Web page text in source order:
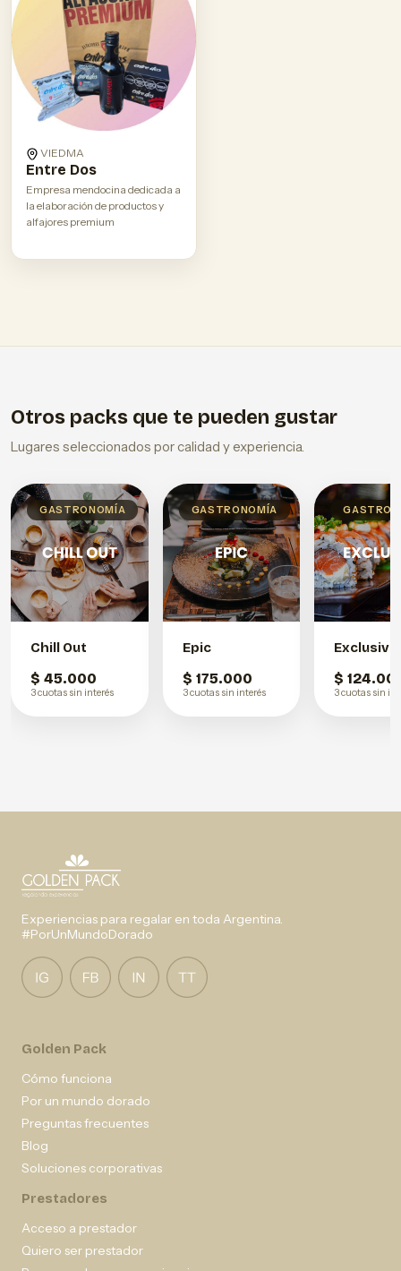
VIEDMA
Entre Dos
Empresa mendocina dedicada a
la elaboración de productos y
alfajores premium
Otros packs que te pueden gustar
Lugares seleccionados por calidad y experiencia.
GASTRONOMÍA
Chill Out
$ 45.000
3 cuotas sin interés
GASTRONOMÍA
Epic
$ 175.000
3 cuotas sin interés
Exclusive
$
3 cuotas sin
Experiencias para regalar en toda Argentina.
#PorUnMundoDorado
Golden Pack
Cómo funciona
Por un mundo dorado
Preguntas frecuentes
Blog
Soluciones corporativas
Prestadores
Acceso a prestador
Quiero ser prestador